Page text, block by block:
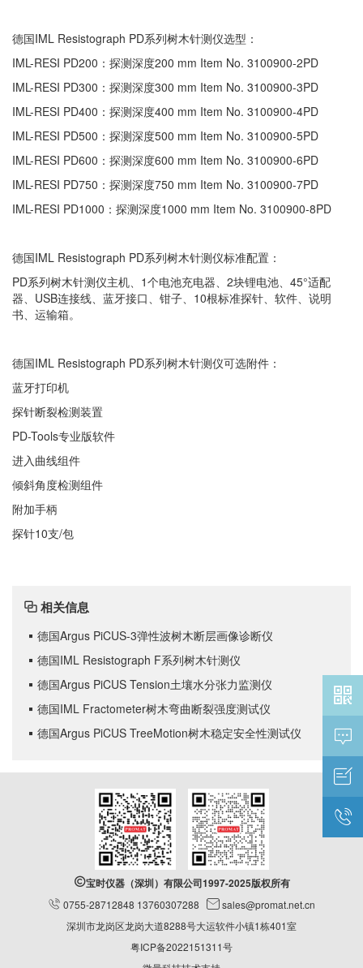
德国IML Resistograph PD系列树木针测仪选型：
IML-RESI PD200：探测深度200 mm Item No. 3100900-2PD
IML-RESI PD300：探测深度300 mm Item No. 3100900-3PD
IML-RESI PD400：探测深度400 mm Item No. 3100900-4PD
IML-RESI PD500：探测深度500 mm Item No. 3100900-5PD
IML-RESI PD600：探测深度600 mm Item No. 3100900-6PD
IML-RESI PD750：探测深度750 mm Item No. 3100900-7PD
IML-RESI PD1000：探测深度1000 mm Item No. 3100900-8PD
德国IML Resistograph PD系列树木针测仪标准配置：
PD系列树木针测仪主机、1个电池充电器、2块锂电池、45°适配
器、USB连接线、蓝牙接口、钳子、10根标准探针、软件、说明
书、运输箱。
德国IML Resistograph PD系列树木针测仪可选附件：
蓝牙打印机
探针断裂检测装置
PD-Tools专业版软件
进入曲线组件
倾斜角度检测组件
附加手柄
探针10支/包
 相关信息
 德国Argus PiCUS-3弹性波树木断层画像诊断仪
 德国IML Resistograph F系列树木针测仪
 德国Argus PiCUS Tension土壤水分张力监测仪
 德国IML Fractometer树木弯曲断裂强度测试仪
 德国Argus PiCUS TreeMotion树木稳定安全性测试仪
宝时仪器（深圳）有限公司1997-2025版权所有
 0755-28712848 13760307288 sales@promat.net.cn
深圳市龙岗区龙岗大道8288号大运软件小镇1栋401室
粤ICP备2022151311号



